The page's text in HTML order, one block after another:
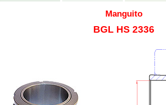
Manguito
BGL HS 2336